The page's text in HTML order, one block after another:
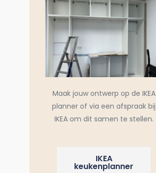
Maak jouw ontwerp op de IKEA
planner of via een afspraak bij
IKEA om dit samen te stellen.
IKEA
keukenplanner